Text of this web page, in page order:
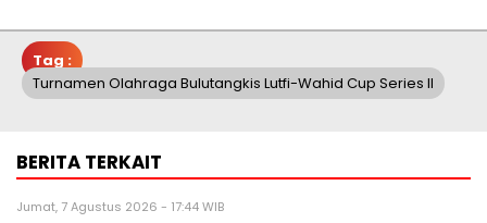
Tag :
Turnamen Olahraga Bulutangkis Lutfi-Wahid Cup Series II
BERITA TERKAIT
Jumat, 7 Agustus 2026 - 17:44 WIB